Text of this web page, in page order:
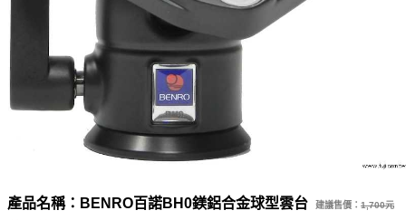
產品名稱：BENRO百諾BH0鎂鋁合金球型雲台 建議售價： 1,700元